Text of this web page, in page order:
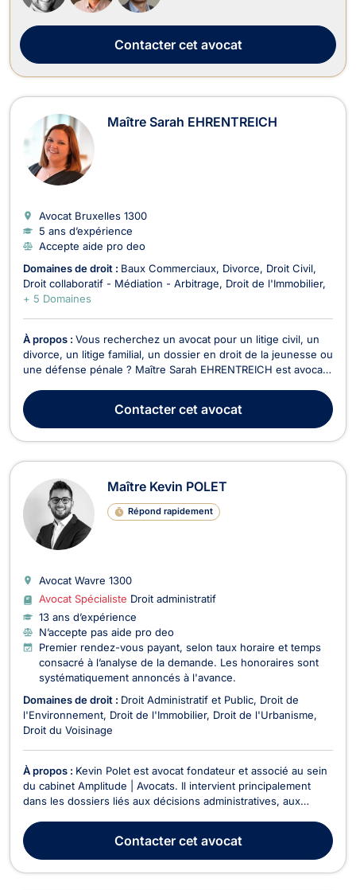
Contactercet avocat
Maître Sarah EHRENTREICH
Avocat Bruxelles 1300
5 ans d’expérience
Accepte aide pro deo
Domaines de droit : Baux Commerciaux Divorce
Droit Civil
Droit collaboratif - Médiation - Arbitrage
Droit de l'Immobilier
+ 5 Domaines
À propos : Vous recherchez un avocat pour un litige civil, un
divorce, un litige familial, un dossier en droit de la jeunesse ou
une défense pénale ? Maître Sarah EHRENTREICH est avocate
assiste également devant les juridictions d'autres
arrondissements judiciaires. Elle se dist...
Contactercet avocat
Maître Kevin POLET
Répond rapidement
Avocat Wavre 1300
Avocat Spécialiste Droit administratif
13 ans d’expérience
N’accepte pas aide pro deo
Premier rendez-vous payant, selon taux horaire et temps
consacré à l’analyse de la demande. Les honoraires sont
systématiquement annoncés à l'avance.
Domaines de droit : Droit Administratif et Public Droit de
l'Environnement Droit de l'Immobilier Droit de l'Urbanisme
Droit du Voisinage
À propos : Kevin Polet est avocat fondateur et associé au sein
du cabinet Amplitude | Avocats. Il intervient principalement
dans les dossiers liés aux décisions administratives, aux
aux autres contrats publics et aux projets immobiliers.
Parcours et expertise Avocat depuis 20...
Contactercet avocat